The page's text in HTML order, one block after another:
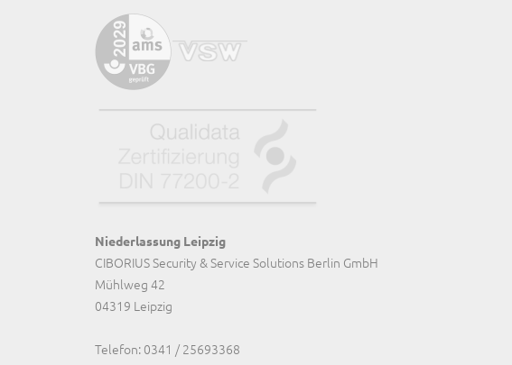
Niederlassung Leipzig
CIBORIUS Security & Service Solutions Berlin GmbH
Mühlweg 42
04319 Leipzig
Telefon: 0341 / 25693368